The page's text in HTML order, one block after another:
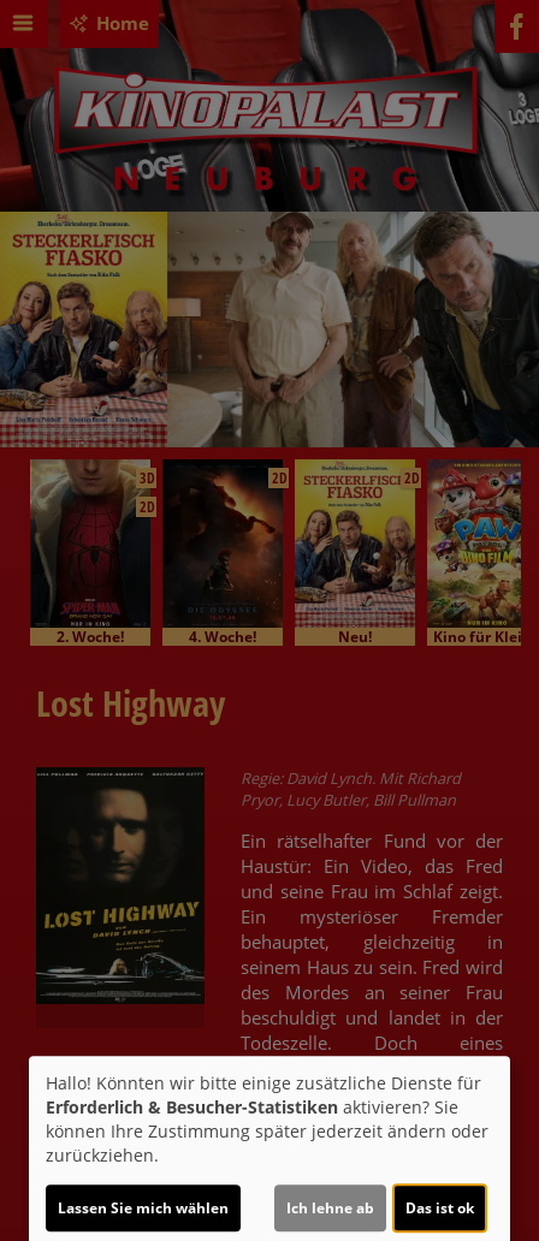
Home
3D
2D
2. Woche!
2D
4. Woche!
2D
Neu! Kino für
Lost Highway
Regie: David Lynch. Mit Richard
Pryor, Lucy Butler, Bill Pullman
Ein rätselhafter Fund vor der
Haustür: Ein Video, das Fred
und seine Frau im Schlaf zeigt.
Ein mysteriöser Fremder
behauptet, gleichzeitig in
seinem Haus zu sein. Fred wird
des Mordes an seiner Frau
beschuldigt und landet in der
Todeszelle. Doch eines
sitzt ein unschuldiger Mechaniker. Tauchen Sie ein in ein
packendes Spiel aus Identität und Wirklichkeit, das Sie
nicht mehr loslassen wird.
Ticket-Alarm
Hallo! Könnten wir bitte einige zusätzliche Dienste für
Erforderlich & Besucher-Statistiken aktivieren? Sie
können Ihre Zustimmung später jederzeit ändern oder
zurückziehen.
Lassen Sie mich wählen Ich lehne ab Das ist ok